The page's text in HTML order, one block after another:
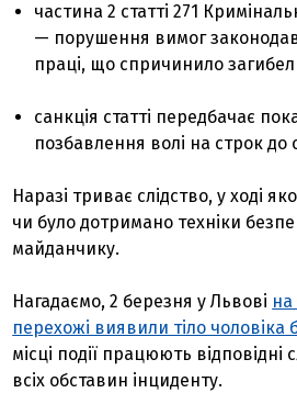
частина 2 статті 271
— порушення вимог
праці, що спричинило
санкція статті передбачає
позбавлення волі на строк до
Наразі триває слідство, у ході
чи було дотримано техніки
майданчику.
Нагадаємо, 2 березня у Львові
перехожі виявили тіло чоловіка
місці події працюють
всіх обставин інциденту.